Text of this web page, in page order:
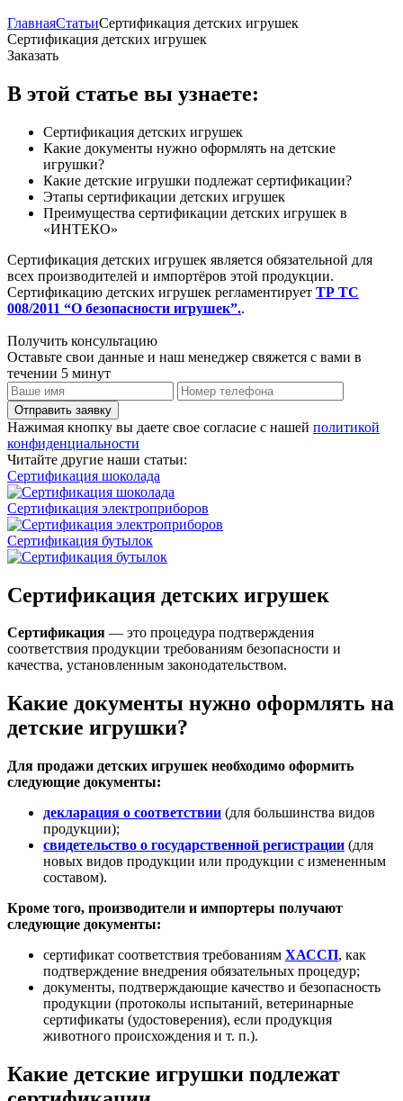
ГлавнаяСтатьиСертификация детских игрушек
Сертификация детских игрушек
Заказать
В этой статье вы узнаете:
Сертификация детских игрушек
Какие документы нужно оформлять на детские
игрушки?
Какие детские игрушки подлежат сертификации?
Этапы сертификации детских игрушек
Преимущества сертификации детских игрушек в
«ИНТЕКО»
Сертификация детских игрушек является обязательной для
всех производителей и импортёров этой продукции.
Сертификацию детских игрушек регламентирует ТР ТС
008/2011 “О безопасности игрушек”..
Получить консультацию
Оставьте свои данные и наш менеджер свяжется с вами в
течении 5 минут
Отправить заявку
Нажимая кнопку вы даете свое согласие с нашей политикой
конфиденциальности
Читайте другие наши статьи:
Сертификация шоколада
Сертификация электроприборов
Сертификация бутылок
Сертификация детских игрушек
Сертификация — это процедура подтверждения
соответствия продукции требованиям безопасности и
качества, установленным законодательством.
Какие документы нужно оформлять на
детские игрушки?
Для продажи детских игрушек необходимо оформить
следующие документы:
декларация о соответствии (для большинства видов
продукции);
свидетельство о государственной регистрации (для
новых видов продукции или продукции с измененным
составом).
Кроме того, производители и импортеры получают
следующие документы:
сертификат соответствия требованиям ХАССП, как
подтверждение внедрения обязательных процедур;
документы, подтверждающие качество и безопасность
продукции (протоколы испытаний, ветеринарные
сертификаты (удостоверения), если продукция
животного происхождения и т. п.).
Какие детские игрушки подлежат